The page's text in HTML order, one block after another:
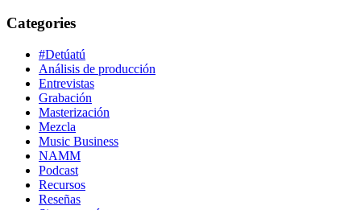
Categories
#Detúatú
Análisis de producción
Entrevistas
Grabación
Masterización
Mezcla
Music Business
NAMM
Podcast
Recursos
Reseñas